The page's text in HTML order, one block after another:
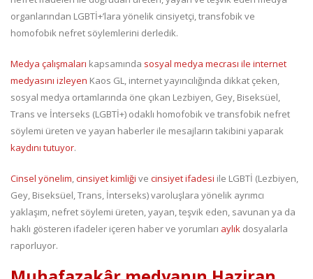
organlarından LGBTİ+’lara yönelik cinsiyetçi, transfobik ve
homofobik nefret söylemlerini derledik.
Medya çalışmaları kapsamında sosyal medya mecrası ile internet
medyasını izleyen Kaos GL, internet yayıncılığında dikkat çeken,
sosyal medya ortamlarında öne çıkan Lezbiyen, Gey, Biseksüel,
Trans ve İnterseks (LGBTİ+) odaklı homofobik ve transfobik nefret
söylemi üreten ve yayan haberler ile mesajların takibini yaparak
kaydını tutuyor.
Cinsel yönelim,cinsiyet kimliği ve cinsiyet ifadesi ile LGBTİ (Lezbiyen,
Gey, Biseksüel, Trans, İnterseks) varoluşlara yönelik ayrımcı
yaklaşım, nefret söylemi üreten, yayan, teşvik eden, savunan ya da
haklı gösteren ifadeler içeren haber ve yorumları aylık dosyalarla
raporluyor.